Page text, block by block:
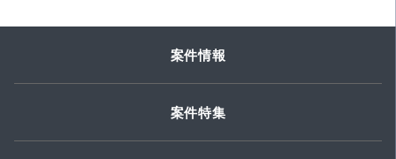
案件情報
案件特集